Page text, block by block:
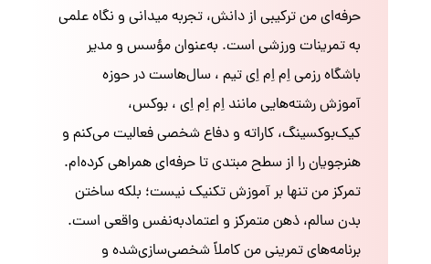
حرفه‌ای من ترکیبی از دانش، تجربه میدانی و نگاه علمی
به تمرینات ورزشی است. به‌عنوان مؤسس و مدیر
باشگاه رزمی اِم اِم اِی تیم ، سال‌هاست در حوزه
آموزش رشته‌هایی مانند اِم اِم اِی ، بوکس،
کیک‌بوکسینگ، کاراته و دفاع شخصی فعالیت می‌کنم و
هنرجویان را از سطح مبتدی تا حرفه‌ای همراهی کرده‌ام.
تمرکز من تنها بر آموزش تکنیک نیست؛ بلکه ساختن
بدن سالم، ذهن متمرکز و اعتمادبه‌نفس واقعی است.
برنامه‌های تمرینی من کاملاً شخصی‌سازی‌شده و